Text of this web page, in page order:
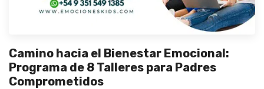
Camino hacia el Bienestar Emocional:
Programa de 8 Talleres para Padres
Comprometidos